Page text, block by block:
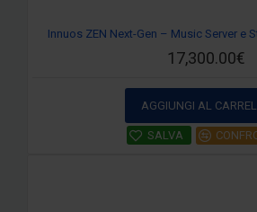
Innuos ZEN Next-Gen – Music Server e
17,300.00€
AGGIUNGI AL
SALVA